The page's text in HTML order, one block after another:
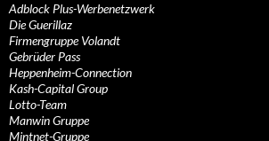
Adblock Plus-Werbenetzwerk
Die Guerillaz
Firmengruppe Volandt
Gebrüder Pass
Heppenheim-Connection
Kash-Capital Group
Lotto-Team
Manwin Gruppe
Mintnet-Gruppe